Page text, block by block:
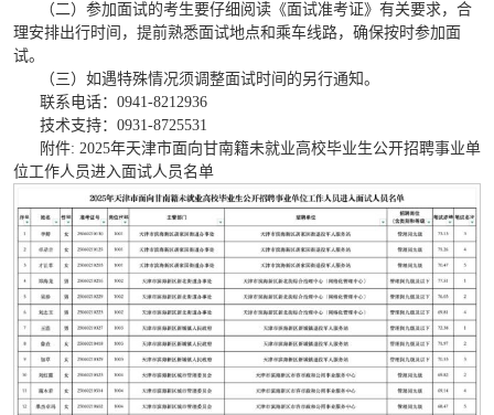
（二）参加面试的考生要仔细阅读《面试准考证》有关要求，合
理安排出行时间，提前熟悉面试地点和乘车线路，确保按时参加面
试。
（三）如遇特殊情况须调整面试时间的另行通知。
联系电话： 0941-8212936
技术支持： 0931-8725531
附件: 2025年天津市面向甘南籍未就业高校毕业生公开招聘事业单
位工作人员进入面试人员名单